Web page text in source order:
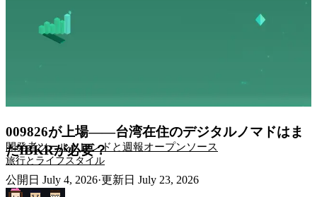
開発者ツールトレンドと週報オープンソース
旅行とライフスタイル
009826が上場——台湾在住のデジタルノマドはま
だIBKRが必要？
公開日 July 4, 2026·更新日 July 23, 2026